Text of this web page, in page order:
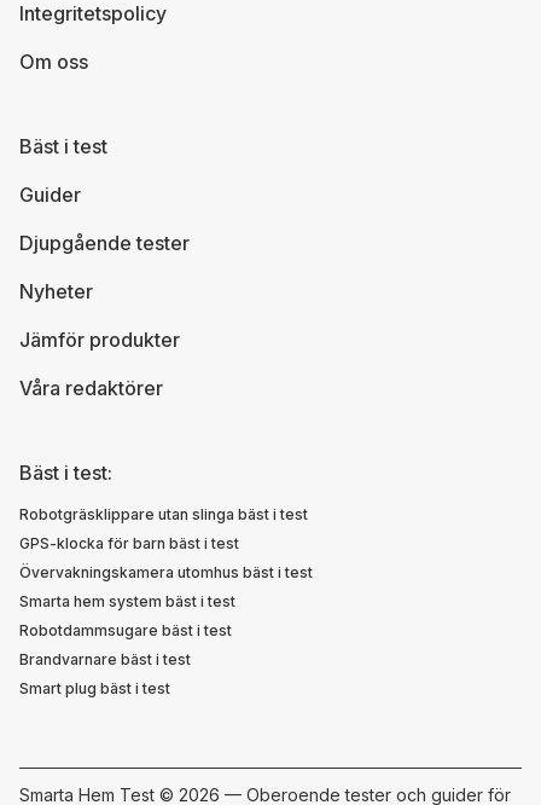
Bäst i test
Guider
Djupgående tester
Nyheter
Jämför produkter
Våra redaktörer
Integritetspolicy
Om oss
Bäst i test:
Robotgräsklippare utan slinga bäst i test
GPS-klocka för barn bäst i test
Övervakningskamera utomhus bäst i test
Smarta hem system bäst i test
Robotdammsugare bäst i test
Brandvarnare bäst i test
Smart plug bäst i test
Smarta Hem Test © 2026 — Oberoende tester och guider för